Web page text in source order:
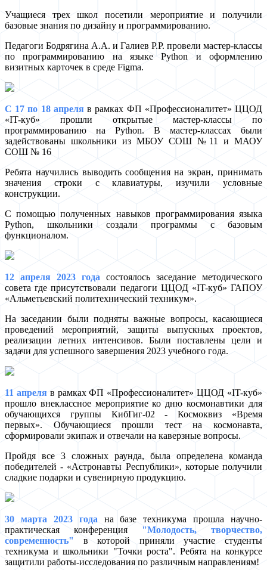
Учащиеся трех школ посетили мероприятие и получили
базовые знания по дизайну и программированию.
Педагоги Бодрягина А.А. и Галиев Р.Р. провели мастер-классы
по программированию на языке Python и оформлению
визитных карточек в среде Figma.
С 17 по 18 апреляв рамках ФП «Профессионалитет» ЦЦОД
«IT-куб» прошли открытые мастер-классы по
программированию на Python. В мастер-классах были
задействованы школьники из МБОУ СОШ №11 и МАОУ
СОШ № 16
Ребята научились выводить сообщения на экран, принимать
значения строки с клавиатуры, изучили условные
конструкции.
С помощью полученных навыков программирования языка
Python, школьники создали программы с базовым
функционалом.
12 апреля 2023 года состоялось заседание методического
совета где присутствовали педагоги ЦЦОД «IT-куб» ГАПОУ
«Альметьевский политехнический техникум».
На заседании были подняты важные вопросы, касающиеся
проведений мероприятий, защиты выпускных проектов,
реализации летних интенсивов. Были поставлены цели и
задачи для успешного завершения 2023 учебного года.
11 апреля в рамках ФП «Профессионалитет» ЦЦОД «IT-куб»
прошло внеклассное мероприятие ко дню космонавтики для
обучающихся группы КибГиг-02 - Космоквиз «Время
первых». Обучающиеся прошли тест на космонавта,
сформировали экипаж и отвечали на каверзные вопросы.
Пройдя все 3 сложных раунда, была определена команда
победителей - «Астронавты Республики», которые получили
сладкие подарки и сувенирную продукцию.
30 марта 2023 года на базе техникума прошла научно-
практическая конференция "Молодость, творчество,
современность"
в которой приняли участие студенты
техникума и школьники "Точки роста". Ребята на конкурсе
защитили работы-исследования по различным направлениям!